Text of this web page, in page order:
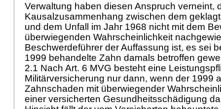
Verwaltung haben diesen Anspruch verneint,
Kausalzusammenhang zwischen dem
und dem Unfall im Jahr 1968 nicht mit dem
überwiegenden Wahrscheinlichkeit
Beschwerdeführer der Auffassung ist, es sei
1999 behandelte Zahn damals betroffen
2.1 Nach Art. 6 MVG besteht eine
Militärversicherung nur dann, wenn der 1999
Zahnschaden mit überwiegender
einer versicherten Gesundheitsschädigung